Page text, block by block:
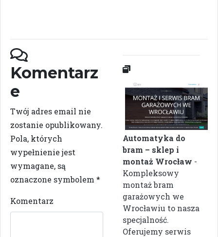
Komentarz
e
Twój adres email nie
zostanie opublikowany.
Pola, których
wypełnienie jest
wymagane, są
oznaczone symbolem *
Komentarz
Automatyka do
bram – sklep i
montaż Wrocław -
Kompleksowy
montaż bram
garażowych we
Wrocławiu to nasza
specjalność.
Oferujemy serwis